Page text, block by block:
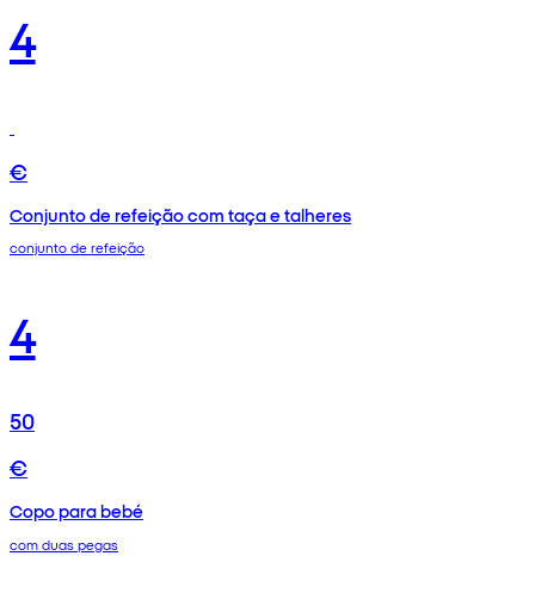
4
€
Conjunto de refeição com taça e talheres
conjunto de refeição
4
50
€
Copo para bebé
com duas pegas